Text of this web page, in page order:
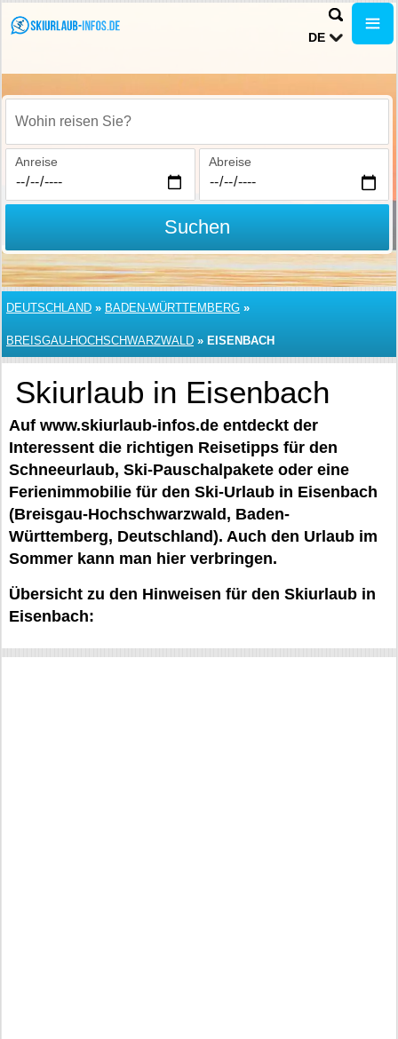
DE
Wohin reisen Sie?
Anreise Abreise
Suchen
DEUTSCHLAND » BADEN-WÜRTTEMBERG »
BREISGAU-HOCHSCHWARZWALD » EISENBACH
Skiurlaub in Eisenbach
Auf www.skiurlaub-infos.de entdeckt der
Interessent die richtigen Reisetipps für den
Schneeurlaub, Ski-Pauschalpakete oder eine
Ferienimmobilie für den Ski-Urlaub in Eisenbach
(Breisgau-Hochschwarzwald, Baden-
Württemberg, Deutschland). Auch den Urlaub im
Sommer kann man hier verbringen.
Übersicht zu den Hinweisen für den Skiurlaub in
Eisenbach: